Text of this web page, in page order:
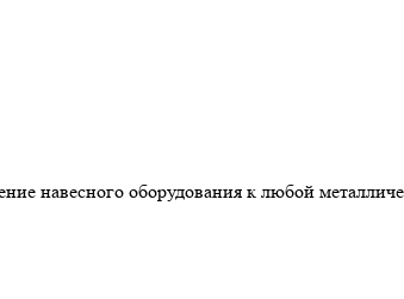
навесного оборудования к любой